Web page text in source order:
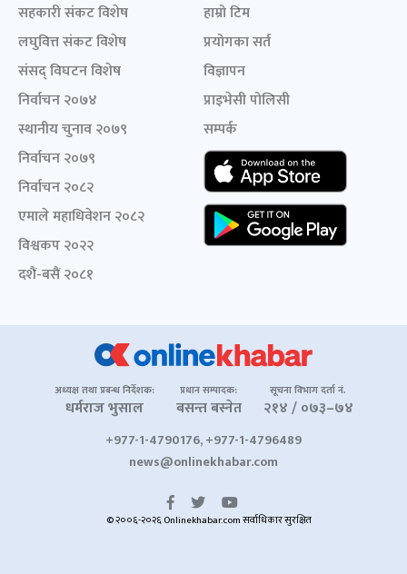
सहकारी संकट विशेष
लघुवित्त संकट विशेष
संसद् विघटन विशेष
निर्वाचन २०७४
स्थानीय चुनाव २०७९
निर्वाचन २०७९
निर्वाचन २०८२
एमाले महाधिवेशन २०८२
विश्वकप २०२२
दशैं-बसैं २०८१
हाम्रो टिम
प्रयोगका सर्त
विज्ञापन
प्राइभेसी पोलिसी
सम्पर्क
अध्यक्ष तथा प्रबन्ध निर्देशक:
धर्मराज भुसाल
प्रधान सम्पादक:
बसन्त बस्नेत
सूचना विभाग दर्ता नं.
२१४ / ०७३–७४
+977-1-4790176, +977-1-4796489
news@onlinekhabar.com
© २००६-२०२६ Onlinekhabar.com सर्वाधिकार सुरक्षित